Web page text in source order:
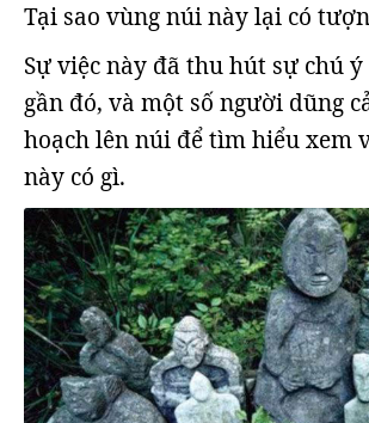
Tại sao vùng núi này lại có
Sự việc này đã thu hút sự chú
gần đó, và một số người dũng
hoạch lên núi để tìm hiểu xem
này có gì.